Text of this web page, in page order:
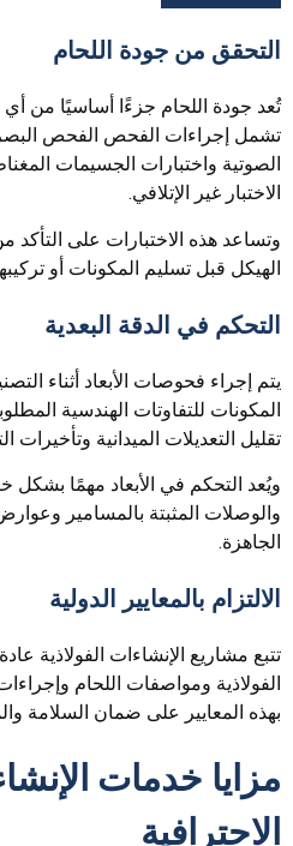
التحقق من جودة اللحام
تُعد جودة اللحام جزءًا أساسيًا من أي
تشمل إجراءات الفحص الفحص
الصوتية واختبارات الجسيمات
الاختبار غير الإتلافي.
وتساعد هذه الاختبارات على
الهيكل قبل تسليم المكونات أو
التحكم في الدقة البعدية
يتم إجراء فحوصات الأبعاد أثناء
المكونات للتفاوتات الهندسية
تقليل التعديلات الميدانية وتأخيرات
ويُعد التحكم في الأبعاد مهمًا بشكل
والوصلات المثبتة بالمسامير
الجاهزة.
الالتزام بالمعايير الدولية
تتبع مشاريع الإنشاءات الفولاذية
الفولاذية ومواصفات اللحام
بهذه المعايير على ضمان السلامة
مزايا خدمات
الاحترافية